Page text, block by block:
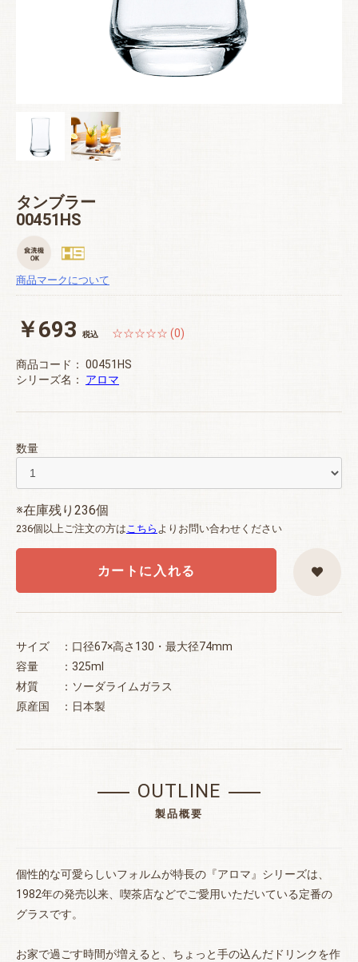
タンブラー
00451HS
商品マークについて
￥693 税込 ☆☆☆☆☆ (0)
商品コード： 00451HS
シリーズ名： アロマ
数量
※在庫残り236個
236個以上ご注文の方はこちら よりお問い合わせください
カートに入れる
サイズ ：口径67×高さ130・最大径74mm
容量 ：325ml
材質 ：ソーダライムガラス
原産国 ：日本製
OUTLINE
製品概要
個性的な可愛らしいフォルムが特長の『アロマ』シリーズは、
1982年の発売以来、喫茶店などでご愛用いただいている定番の
グラスです。
お家で過ごす時間が増えると、ちょっと手の込んだドリンクを作